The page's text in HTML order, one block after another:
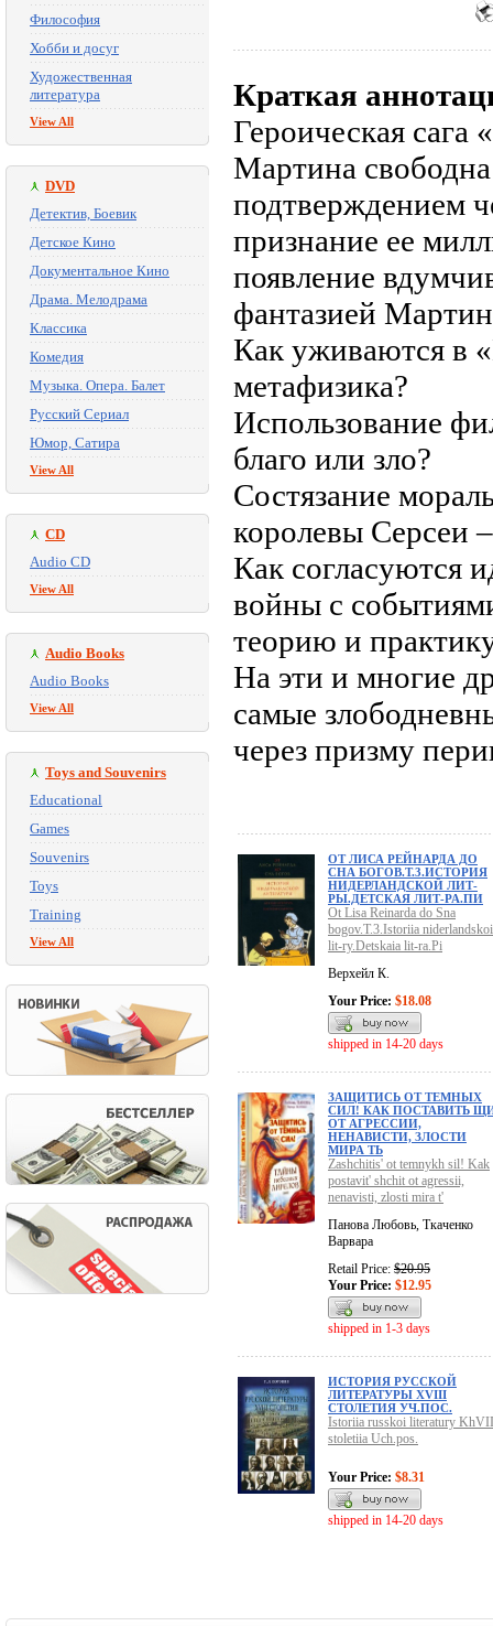
Философия
Хобби и досуг
Художественная
литература
View All
DVD
Детектив, Боевик
Детское Кино
Документальное Кино
Драма. Мелодрама
Классика
Комедия
Музыка. Опера. Балет
Русский Сериал
Юмор, Сатира
View All
CD
Audio CD
View All
Audio Books
Audio Books
View All
Toys and Souvenirs
Educational
Games
Souvenirs
Toys
Training
View All
Краткая
Героическая сага
Мартина
подтверждением
признание ее
появление
фантазией
Как уживаются в
метафизика?
Использование
благо или зло?
Состязание
королевы Серсеи
Как согласуются
войны с
теорию и
На эти и многие
самые
через призму
ОТ ЛИСА РЕЙНАРДА ДО
СНА БОГОВ.Т.3.ИСТОРИЯ
НИДЕРЛАНДСКОЙ ЛИТ-
РЫ.ДЕТСКАЯ ЛИТ-РА.ПИ
Ot Lisa Reinarda do Sna
bogov.T.3.Istoriia niderlandskoi
lit-ry.Detskaia lit-ra.Pi
Верхейл К.
Your Price: $18.08
shipped in 14-20 days
ЗАЩИТИСЬ ОТ ТЕМНЫХ
СИЛ! КАК ПОСТАВИТЬ
ОТ АГРЕССИИ,
НЕНАВИСТИ, ЗЛОСТИ
МИРА ТЬ
Zashchitis' ot temnykh sil! Kak
postavit' shchit ot agressii,
nenavisti, zlosti mira t'
Панова Любовь, Ткаченко
Варвара
Retail Price: $20.95
Your Price: $12.95
shipped in 1-3 days
ИСТОРИЯ РУССКОЙ
ЛИТЕРАТУРЫ ХVIII
СТОЛЕТИЯ УЧ.ПОС.
Istoriia russkoi literatury
stoletiia Uch.pos.
Your Price: $8.31
shipped in 14-20 days